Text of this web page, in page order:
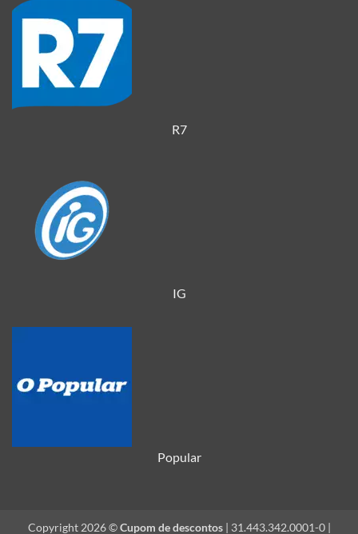
R7
IG
Popular
Copyright 2026 ©Cupom de descontos| 31.443.342.0001-0 |